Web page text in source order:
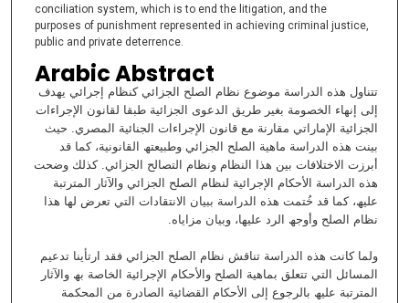
conciliation system, which is to end the litigation, and the
purposes of punishment represented in achieving criminal justice,
public and private deterrence.
Arabic Abstract
تتناول ھذه الدراسة موضوع نظام الصلح الجزائي كنظام إجرائي یھدف
إلى إنھاء الخصومة بغیر طریق الدعوى الجزائیة طبقا لقانون الإجراءات
الجزائیة الإماراتي مقارنة مع قانون الإجراءات الجنائیة المصري. حیث
بینت ھذه الدراسة ماھیة الصلح الجزائي وطبیعتھ القانونیة، كما قد
أبرزت الاختلافات بین ھذا النظام ونظام التصالح الجزائي. كذلك وضحت
ھذه الدراسة الأحكام الإجرائیة لنظام الصلح الجزائي والآثار المترتبة
علیھ، كما قد خُتمت ھذه الدراسة ببیان الانتقادات التي تعرض لھا ھذا
نظام الصلح وأوجھ الرد علیھا، وبیان مزایاه.
ولما كانت ھذه الدراسة تناقش نظام الصلح الجزائي فقد ارتأینا تدعیم
المسائل التي تتعلق بماھیة الصلح والأحكام الإجرائیة الخاصة بھ والآثار
المترتبة علیھ بالرجوع إلى الأحكام القضائیة الصادرة من المحكمة